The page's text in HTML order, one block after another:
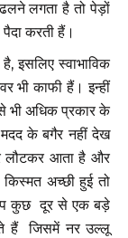
लगता है तो पेड़ों
करती हैं।
इसलिए स्वाभाविक
भी काफी हैं। इन्हीं
भी अधिक प्रकार के
के बगैर नहीं देख
लौटकर आता है और
किस्मत अच्छी हुई तो
कुछ दूर से एक बड़े
हैं जिसमें नर उल्लू